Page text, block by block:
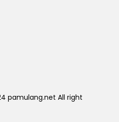
pamulang.net All right